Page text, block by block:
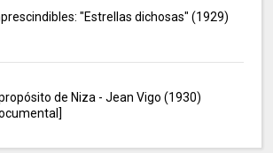
"Estrellas dichosas" (1929)
de Niza - Jean Vigo (1930)